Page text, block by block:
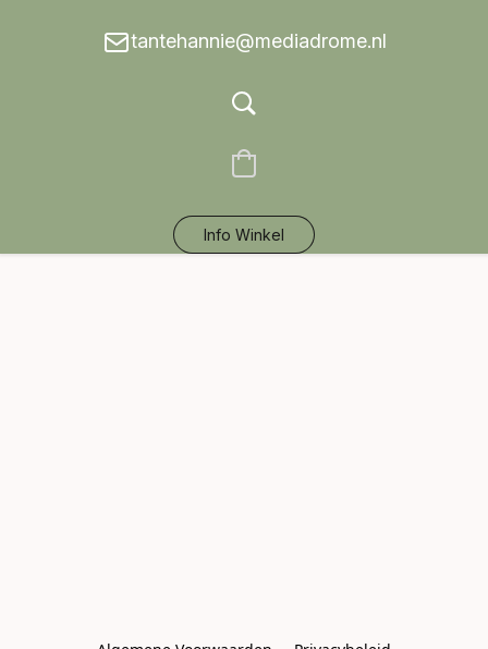
tantehannie@mediadrome.nl
Info Winkel